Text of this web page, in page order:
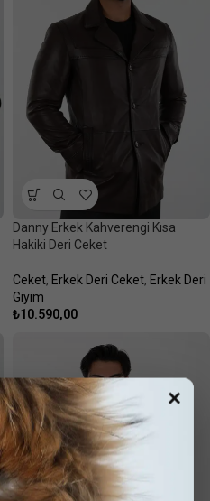
Danny Erkek Kahverengi Kısa
Hakiki Deri Ceket
Ceket, Erkek Deri Ceket, Erkek Deri
Giyim
₺10.590,00
×